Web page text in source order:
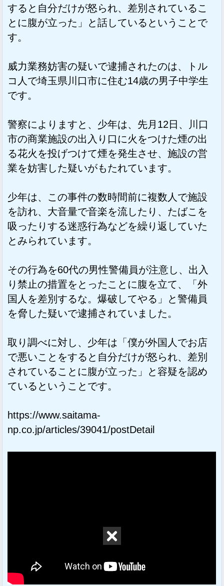
すると自分だけが怒られ、差別されているこ
とに腹が立った」と話しているということで
す。
威力業務妨害の疑いで逮捕されたのは、トル
コ人で埼玉県川口市に住む14歳の男子中学生
です。
警察によりますと、少年は、先月12日、川口
市の商業施設の出入り口に火をつけた煙の出
る花火を投げつけて煙を発生させ、施設の営
業を妨害した疑いがもたれています。
少年は、この事件の数時間前に複数人で施設
を訪れ、大音量で音楽を流したり、たばこを
吸ったりする迷惑行為などを繰り返していた
とみられています。
その行為を60代の男性警備員が注意し、出入
り禁止の措置をとったことに腹を立て、「外
国人を差別するな。爆破してやる」と警備員
を脅した疑いで逮捕されていました。
取り調べに対し、少年は「僕が外国人でお店
で悪いことをすると自分だけが怒られ、差別
されていることに腹が立った」と容疑を認め
ているということです。
https://www.saitama-
np.co.jp/articles/39041/postDetail